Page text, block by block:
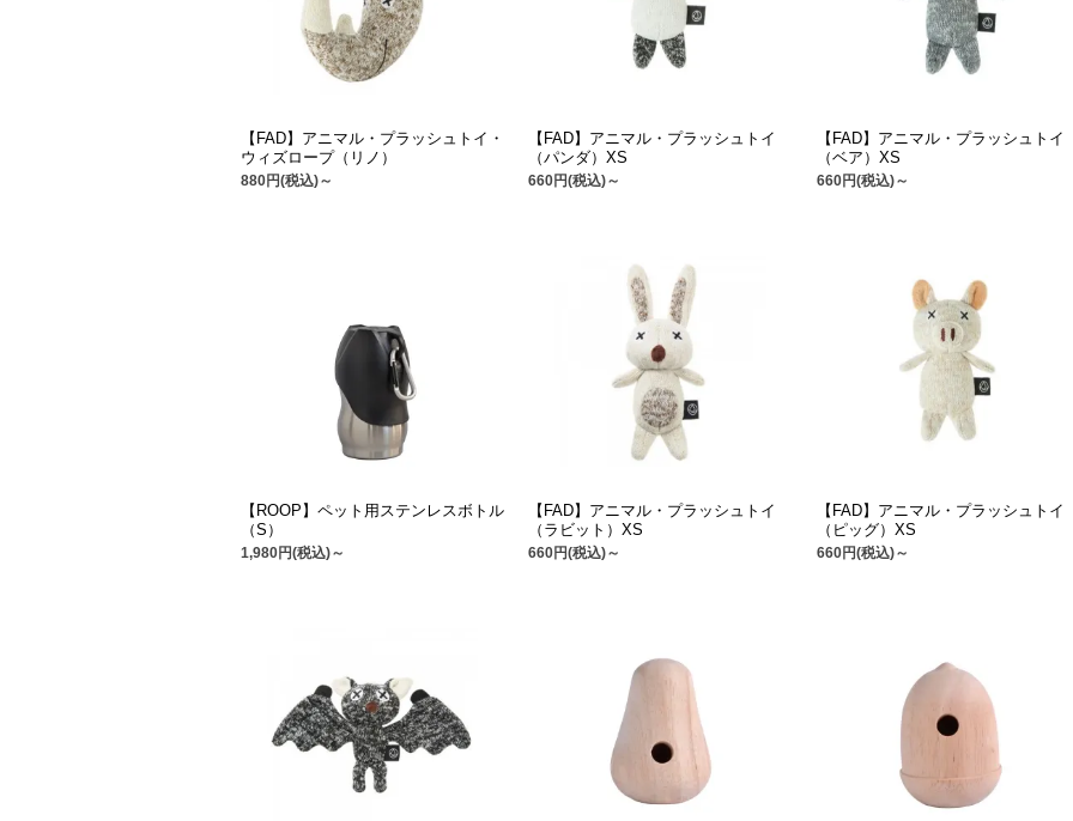
【FAD】アニマル・プラッシュトイ・
ウィズロープ（リノ）
880円(税込)～
【FAD】アニマル・プラッシュトイ
（パンダ）XS
660円(税込)～
【FAD】アニマル・プラッシュトイ
（ベア）XS
660円(税込)～
【ROOP】ペット用ステンレスボトル
（S）
1,980円(税込)～
【FAD】アニマル・プラッシュトイ
（ラビット）XS
660円(税込)～
【FAD】アニマル・プラッシュトイ
（ピッグ）XS
660円(税込)～